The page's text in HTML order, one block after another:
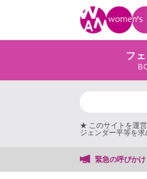
フ
★ このサイトを運営
ジェンダー平等を求
緊急の呼びかけ
る女性検事への性的暴行事件】 ◆女性検